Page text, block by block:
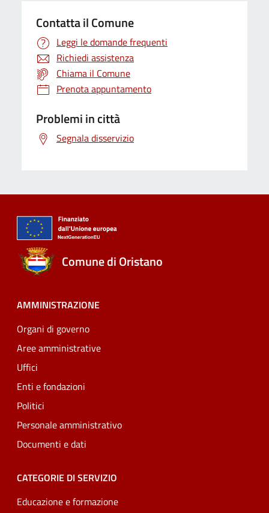
Contatta il Comune
Leggi le domande frequenti
Richiedi assistenza
Chiama il Comune
Prenota appuntamento
Problemi in città
Segnala disservizio
Comune di Oristano
AMMINISTRAZIONE
Organi di governo
Aree amministrative
Uffici
Enti e fondazioni
Politici
Personale amministrativo
Documenti e dati
CATEGORIE DI SERVIZIO
Educazione e formazione